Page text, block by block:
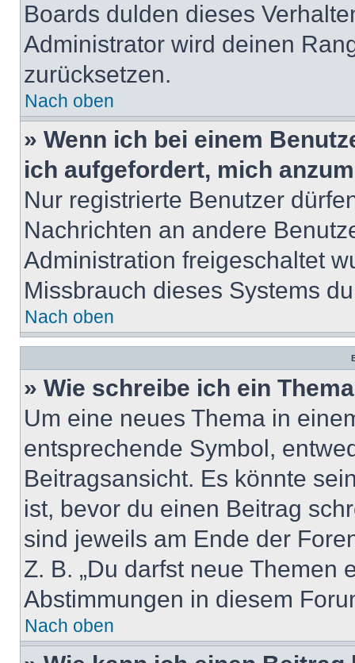
Boards dulden dieses
Administrator wird deinen
zurücksetzen.
Nach oben
» Wenn ich bei einem
ich aufgefordert, mich
Nur registrierte Benutzer
Nachrichten an andere
Administration freigeschaltet
Missbrauch dieses Systems
Nach oben
» Wie schreibe ich ein
Um eine neues Thema in
entsprechende Symbol,
Beitragsansicht. Es könnte
ist, bevor du einen Beitrag
sind jeweils am Ende der
Z. B. „Du darfst neue Themen
Abstimmungen in diesem
Nach oben